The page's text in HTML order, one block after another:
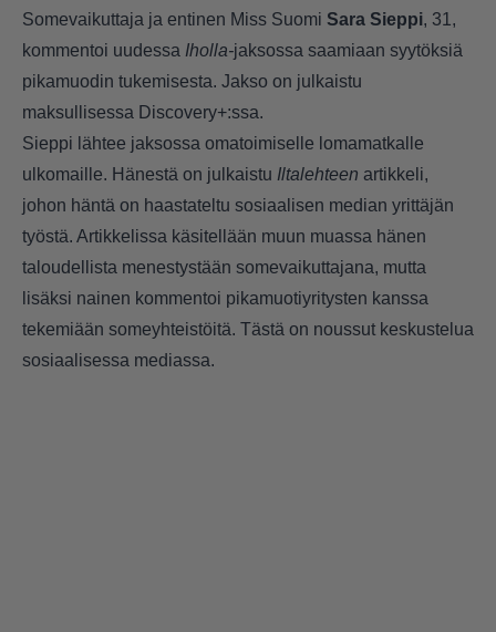
Somevaikuttaja ja entinen Miss Suomi Sara Sieppi, 31,
kommentoi uudessa Iholla-jaksossa saamiaan syytöksiä
pikamuodin tukemisesta. Jakso on julkaistu
maksullisessa Discovery+:ssa.
Sieppi lähtee jaksossa omatoimiselle lomamatkalle
ulkomaille. Hänestä on julkaistu Iltalehteen artikkeli,
johon häntä on haastateltu sosiaalisen median yrittäjän
työstä. Artikkelissa käsitellään muun muassa hänen
taloudellista menestystään somevaikuttajana, mutta
lisäksi nainen kommentoi pikamuotiyritysten kanssa
tekemiään someyhteistöitä. Tästä on noussut keskustelua
sosiaalisessa mediassa.